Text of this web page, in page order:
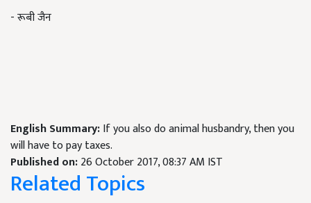
- रूबी जैन
English Summary:If you also do animal husbandry, then you
will have to pay taxes.
Published on:26 October 2017, 08:37 AM IST
Related Topics